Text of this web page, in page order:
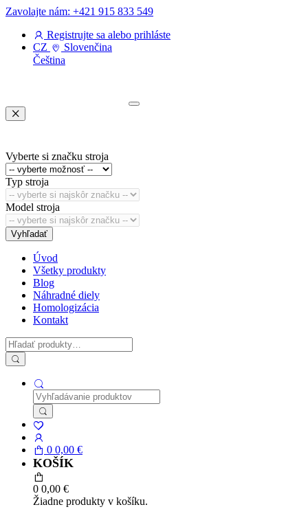
Zavolajte nám: +421 915 833 549
Registrujte sa alebo prihláste
CZ
Slovenčina
Čeština
Vyberte si značku stroja
Typ stroja
Model stroja
Vyhľadať
Úvod
Všetky produkty
Blog
Náhradné diely
Homologizácia
Kontakt
0 0,00 €
KOŠÍK
0 0,00 €
Žiadne produkty v košíku.